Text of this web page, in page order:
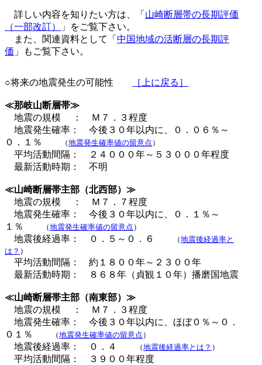
詳しい内容を知りたい方は、「 山崎断層帯の長期評価
（一部改訂）
」をご覧下さい。
また、関連資料として「 中国地域の活断層の長期評
価 」もご覧下さい。
○将来の地震発生の可能性 ［上に戻る］
≪那岐山断層帯≫
地震の規模 ： Ｍ７．３程度
地震発生確率： 今後３０年以内に、０．０６％～
０．１％
（地震発生確率値の留意点 ）
平均活動間隔： ２４０００年～５３０００年程度
最新活動時期： 不明
≪山崎断層帯主部（北西部）≫
地震の規模 ： Ｍ７．７程度
地震発生確率： 今後３０年以内に、０．１％～
１％
（地震発生確率値の留意点 ）
地震後経過率： ０．５～０．６ （地震後経過率と
は？ ）
平均活動間隔： 約１８００年～２３００年
最新活動時期： ８６８年（貞観１０年）播磨国地震
≪山崎断層帯主部（南東部）≫
地震の規模 ： Ｍ７．３程度
地震発生確率： 今後３０年以内に、ほぼ０％～０．
０１％
（地震発生確率値の留意点 ）
地震後経過率： ０．４ （地震後経過率とは？ ）
平均活動間隔： ３９００年程度